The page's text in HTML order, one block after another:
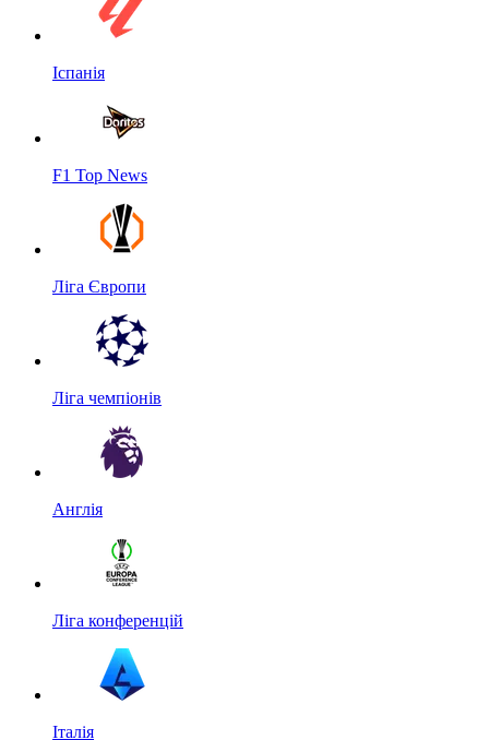
Іспанія
F1 Top News
Ліга Європи
Ліга чемпіонів
Англія
Ліга конференцій
Італія